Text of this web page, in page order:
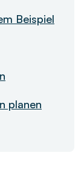
Beispiel
planen